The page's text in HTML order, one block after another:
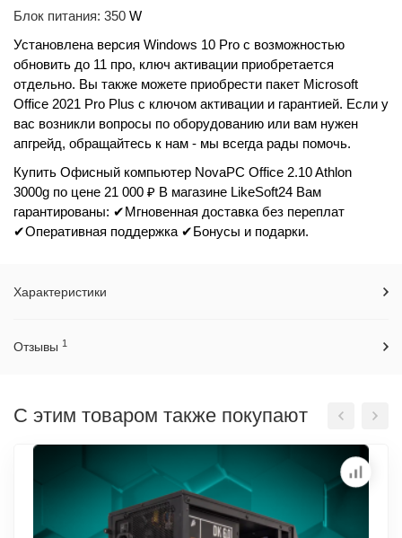
Блок питания: 350 W
Установлена версия Windows 10 Pro с возможностью
обновить до 11 про, ключ активации приобретается
отдельно. Вы также можете приобрести пакет Microsoft
Office 2021 Pro Plus с ключом активации и гарантией. Если у
вас возникли вопросы по оборудованию или вам нужен
апгрейд, обращайтесь к нам - мы всегда рады помочь.
Купить Офисный компьютер NovaPC Office 2.10 Athlon
3000g по цене 21 000 ₽ В магазине LikeSoft24 Вам
гарантированы: ✔Мгновенная доставка без переплат
✔Оперативная поддержка ✔Бонусы и подарки.
Характеристики
Отзывы 1
С этим товаром также покупают